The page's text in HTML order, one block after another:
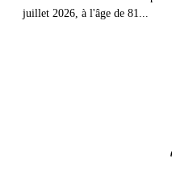
juillet 2026, à l'âge de 81...